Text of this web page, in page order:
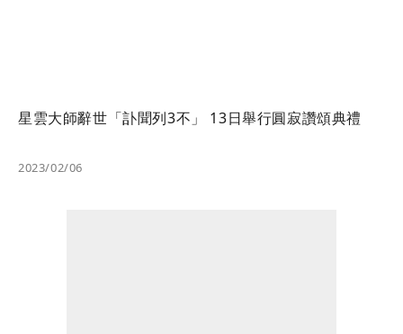
星雲大師辭世「訃聞列3不」 13日舉行圓寂讚頌典禮
2023/02/06